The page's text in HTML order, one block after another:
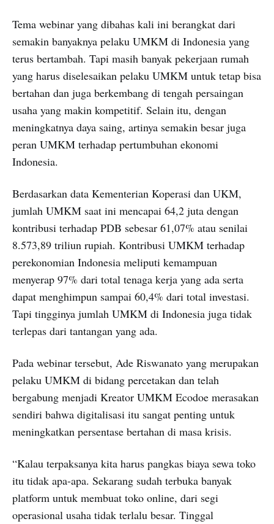
Tema webinar yang dibahas kali ini berangkat dari
semakin banyaknya pelaku UMKM di Indonesia yang
terus bertambah. Tapi masih banyak pekerjaan rumah
yang harus diselesaikan pelaku UMKM untuk tetap bisa
bertahan dan juga berkembang di tengah persaingan
usaha yang makin kompetitif. Selain itu, dengan
meningkatnya daya saing, artinya semakin besar juga
peran UMKM terhadap pertumbuhan ekonomi
Indonesia.
Berdasarkan data Kementerian Koperasi dan UKM,
jumlah UMKM saat ini mencapai 64,2 juta dengan
kontribusi terhadap PDB sebesar 61,07% atau senilai
8.573,89 triliun rupiah. Kontribusi UMKM terhadap
perekonomian Indonesia meliputi kemampuan
menyerap 97% dari total tenaga kerja yang ada serta
dapat menghimpun sampai 60,4% dari total investasi.
Tapi tingginya jumlah UMKM di Indonesia juga tidak
terlepas dari tantangan yang ada.
Pada webinar tersebut, Ade Riswanato yang merupakan
pelaku UMKM di bidang percetakan dan telah
bergabung menjadi Kreator UMKM Ecodoe merasakan
sendiri bahwa digitalisasi itu sangat penting untuk
meningkatkan persentase bertahan di masa krisis.
“Kalau terpaksanya kita harus pangkas biaya sewa toko
itu tidak apa-apa. Sekarang sudah terbuka banyak
platform untuk membuat toko online, dari segi
operasional usaha tidak terlalu besar. Tinggal